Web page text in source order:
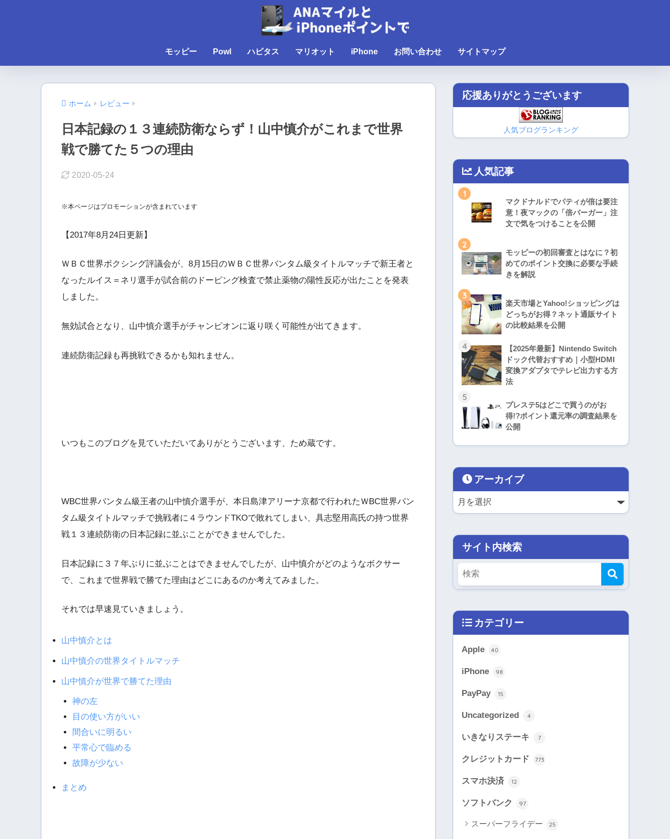
モッピー Powl ハピタス マリオット iPhone お問い合わせ サイトマップ
ホーム レビュー
日本記録の１３連続防衛ならず！山中慎介がこれまで世界
戦で勝てた５つの理由
2020-05-24
※本ページはプロモーションが含まれています
【2017年8月24日更新】
ＷＢＣ世界ボクシング評議会が、8月15日のＷＢＣ世界バンタム級タイトルマッチで新王者と
なったルイス＝ネリ選手が試合前のドーピング検査で禁止薬物の陽性反応が出たことを発表
しました。
無効試合となり、山中慎介選手がチャンピオンに返り咲く可能性が出てきます。
連続防衛記録も再挑戦できるかも知れません。
いつもこのブログを見ていただいてありがとうございます、ため蔵です。
WBC世界バンタム級王者の山中慎介選手が、本日島津アリーナ京都で行われたＷBC世界バン
タム級タイトルマッチで挑戦者に４ラウンドTKOで敗れてしまい、具志堅用高氏の持つ世界
戦１３連続防衛の日本記録に並ぶことができませんでした。
日本記録に３７年ぶりに並ぶことはできませんでしたが、山中慎介がどのようなボクサー
で、これまで世界戦で勝てた理由はどこにあるのか考えてみました。
それでは早速見ていきましょう。
山中慎介とは
山中慎介の世界タイトルマッチ
山中慎介が世界で勝てた理由
神の左
目の使い方がいい
間合いに明るい
平常心で臨める
故障が少ない
まとめ
応援ありがとうございます
人気ブログランキング
人気記事
1
マクドナルドでパティが倍は要注
意！夜マックの「倍バーガー」注
文で気をつけることを公開
2
モッピーの初回審査とはなに？初
めてのポイント交換に必要な手続
きを解説
3
楽天市場とYahoo!ショッピングは
どっちがお得？ネット通販サイト
の比較結果を公開
4
【2025年最新】Nintendo Switch
ドック代替おすすめ｜小型HDMI
変換アダプタでテレビ出力する方
法
5
プレステ5はどこで買うのがお
得!?ポイント還元率の調査結果を
公開
アーカイブ
サイト内検索
カテゴリー
Apple 40
iPhone 98
PayPay 15
Uncategorized 4
いきなりステーキ 7
クレジットカード 773
スマホ決済 12
ソフトバンク 97
スーパーフライデー 25